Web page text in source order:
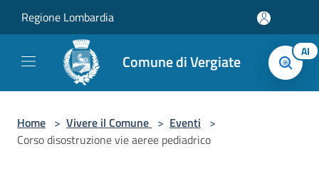
Regione Lombardia
Comune di Vergiate AI
Home > Vivere il Comune > Eventi >
Corso disostruzione vie aeree pediadrico